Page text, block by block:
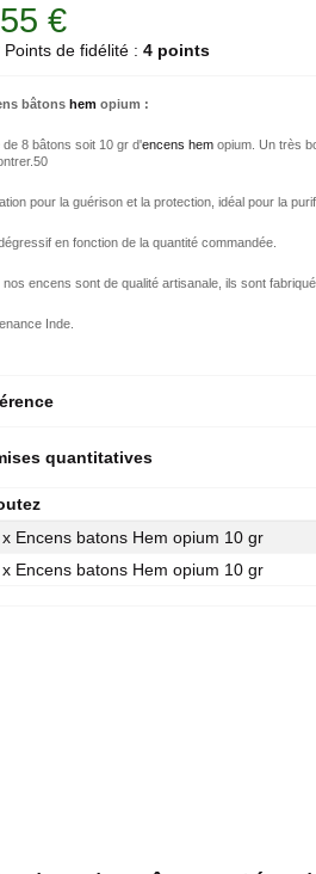
€
Points de fidélité :4 points
bâtonshem opium :
de 8 bâtons soit 10 gr d'encens hem opium. Un très
pour la guérison et la protection, idéal pour la
en fonction de la quantité commandée.
nos encens sont de qualité artisanale, ils sont
Inde.
quantitatives
x Encens batons Hem opium 10 gr
x Encens batons Hem opium 10 gr